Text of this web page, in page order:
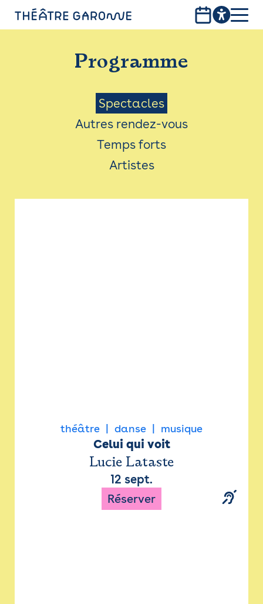
PROGRAMME
INFOS PRATIQUES
AVEC LES PUBLICS
ACCESSIBILITÉ
LES PRODUCTIONS
Programme
Menu
Saison
Spectacles
Autres rendez-vous
Temps forts
Artistes
théâtre danse musique
Celui qui voit
Lucie Lataste
12 sept.
Réserver